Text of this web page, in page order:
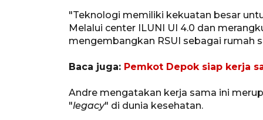
"Teknologi memiliki kekuatan besar
Melalui center ILUNI UI 4.0 dan
mengembangkan RSUI sebagai rumah
Baca juga: Pemkot Depok siap kerja
Andre mengatakan kerja sama ini
"legacy" di dunia kesehatan.